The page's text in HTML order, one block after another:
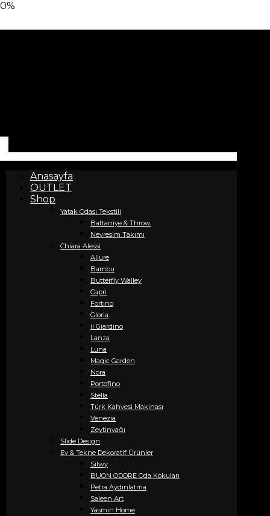
0%
Anasayfa
OUTLET
Shop
Yatak Odası Tekstili
Battaniye & Throw
Nevresim Takımı
Chiara Alessi
Allure
Bambu
Butterfly Walley
Capri
Fortino
Gloria
il Giardino
Lanza
Luna
Magic Garden
Nora
Portofino
Stella
Türk Kahvesi Makinası
Venezia
Zeytinyağı
Slide Design
Ev & Tekne Dekoratif Ürünler
Silwy
BUON ODORE Oda Kokuları
Petra Aydınlatma
Saleen Art
Yasmin Home